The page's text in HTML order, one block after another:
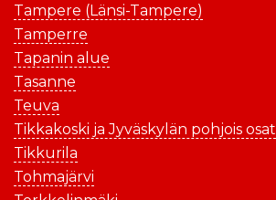
Tampere (Länsi-Tampere)
Tamperre
Tapanin alue
Tasanne
Teuva
Tikkakoski ja Jyväskylän pohjois osat
Tikkurila
Tohmajärvi